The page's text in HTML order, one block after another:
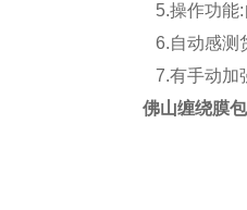
5.操作功能:
6.自动感测
7.有手动加
佛山缠绕膜